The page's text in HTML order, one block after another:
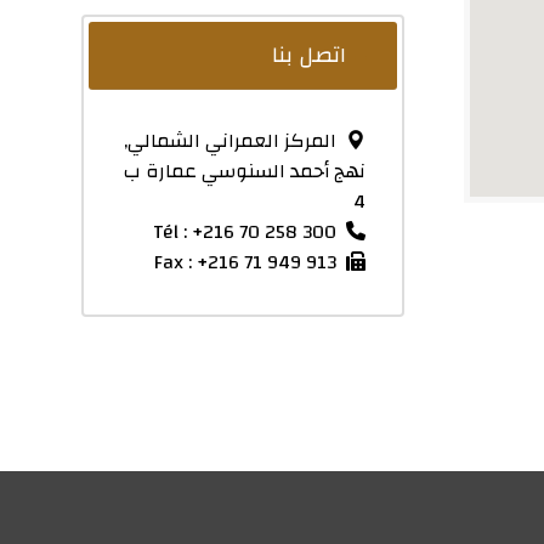
اتصل بنا
المركز العمراني الشمالي,
نهج أحمد السنوسي عمارة ب
4
Tél : +216 70 258 300
Fax : +216 71 949 913